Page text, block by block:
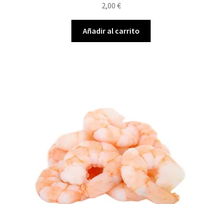
2,00 €
Añadir al carrito